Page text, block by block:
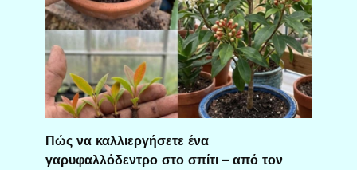
Πώς να καλλιεργήσετε ένα
γαρυφαλλόδεντρο στο σπίτι – από τον